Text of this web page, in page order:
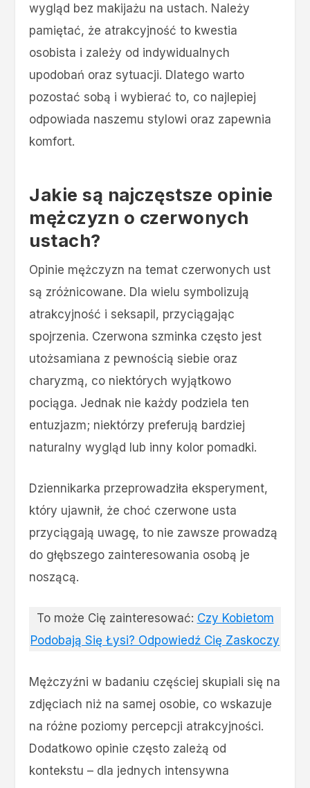
wygląd bez makijażu na ustach. Należy
pamiętać, że atrakcyjność to kwestia
osobista i zależy od indywidualnych
upodobań oraz sytuacji. Dlatego warto
pozostać sobą i wybierać to, co najlepiej
odpowiada naszemu stylowi oraz zapewnia
komfort.
Jakie są najczęstsze opinie
mężczyzn o czerwonych
ustach?
Opinie mężczyzn na temat czerwonych ust
są zróżnicowane. Dla wielu symbolizują
atrakcyjność i seksapil, przyciągając
spojrzenia. Czerwona szminka często jest
utożsamiana z pewnością siebie oraz
charyzmą, co niektórych wyjątkowo
pociąga. Jednak nie każdy podziela ten
entuzjazm; niektórzy preferują bardziej
naturalny wygląd lub inny kolor pomadki.
Dziennikarka przeprowadziła eksperyment,
który ujawnił, że choć czerwone usta
przyciągają uwagę, to nie zawsze prowadzą
do głębszego zainteresowania osobą je
noszącą.
To może Cię zainteresować: Czy Kobietom
Podobają Się Łysi? Odpowiedź Cię Zaskoczy
Mężczyźni w badaniu częściej skupiali się na
zdjęciach niż na samej osobie, co wskazuje
na różne poziomy percepcji atrakcyjności.
Dodatkowo opinie często zależą od
kontekstu – dla jednych intensywna